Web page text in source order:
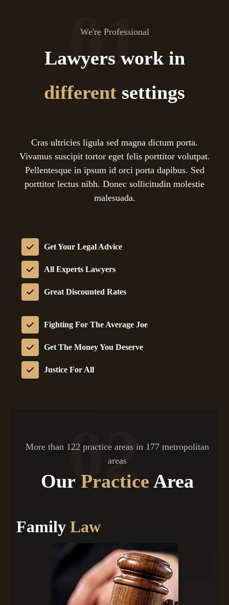
01
We're Professional
Lawyers work in
different settings
Cras ultricies ligula sed magna dictum porta.
Vivamus suscipit tortor eget felis porttitor volutpat.
Pellentesque in ipsum id orci porta dapibus. Sed
porttitor lectus nibh. Donec sollicitudin molestie
malesuada.
Get Your Legal Advice
All Experts Lawyers
Great Discounted Rates
Fighting For The Average Joe
Get The Money You Deserve
Justice For All
02
More than 122 practice areas in 177 metropolitan
areas
Our Practice Area
FamilyLaw